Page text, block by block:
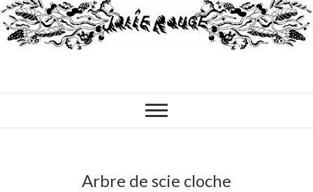
Arbre de scie cloche